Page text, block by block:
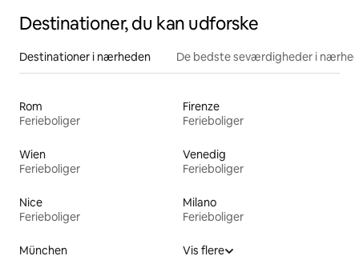
Destinationer, du kan udforske
Destinationer i nærheden De bedste seværdigheder i
Rom
Ferieboliger
Firenze
Ferieboliger
Wien
Ferieboliger
Venedig
Ferieboliger
Nice
Ferieboliger
Milano
Ferieboliger
München
Vis flere